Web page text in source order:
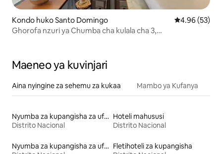
Kondo huko Santo Domingo Ukadiriaji wa
4.96 (53)
Ghorofa nzuri ya Chumba cha kulala cha 3,
Maeneo ya kuvinjari
Aina nyingine za sehemu za kukaa Mambo ya Kufanya
Nyumba za kupangisha za ufukweni
Distrito Nacional
Hoteli mahususi
Distrito Nacional
Nyumba za kupangisha za ufukweni Fletihoteli za kupangisha